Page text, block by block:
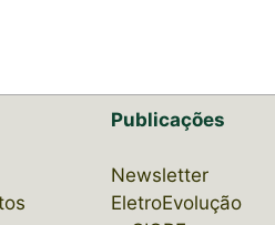
Publicações
Newsletter
EletroEvolução